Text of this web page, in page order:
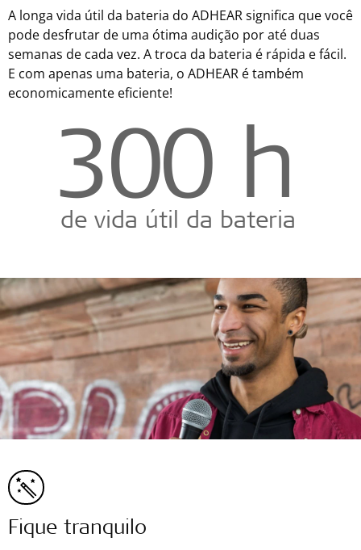
A longa vida útil da bateria do ADHEAR significa que você
pode desfrutar de uma ótima audição por até duas
semanas de cada vez. A troca da bateria é rápida e fácil.
E com apenas uma bateria, o ADHEAR é também
economicamente eficiente!
300 h
de vida útil da bateria
Fique tranquilo